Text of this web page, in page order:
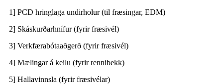
1] PCD hringlaga undirholur (til fræsingar, EDM)
2] Skáskurðarhnífur (fyrir fræsivél)
3] Verkfærabótaaðgerð (fyrir fræsivél)
4] Mælingar á keilu (fyrir rennibekk)
5] Hallavinnsla (fyrir fræsivélar)